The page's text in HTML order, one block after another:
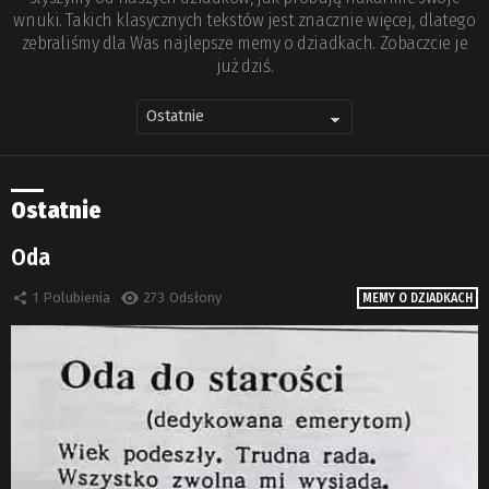
wnuki. Takich klasycznych tekstów jest znacznie więcej, dlatego
zebraliśmy dla Was najlepsze memy o dziadkach. Zobaczcie je
już dziś.
Ostatnie
MEMY O DZIADKACH
Oda
1 Polubienia 273 Odsłony